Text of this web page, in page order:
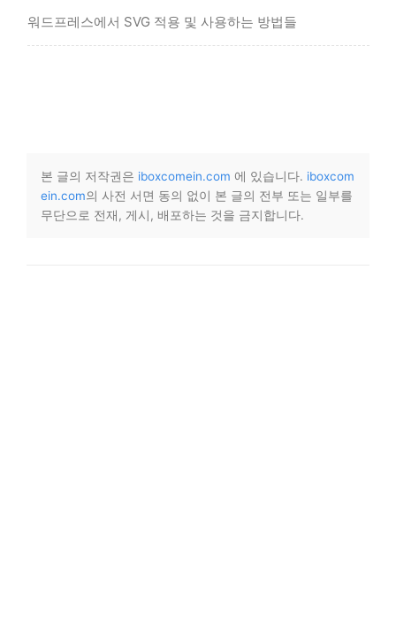
워드프레스에서 SVG 적용 및 사용하는 방법들
본 글의 저작권은 iboxcomein.com 에 있습니다. iboxcom
ein.com의 사전 서면 동의 없이 본 글의 전부 또는 일부를
무단으로 전재, 게시, 배포하는 것을 금지합니다.